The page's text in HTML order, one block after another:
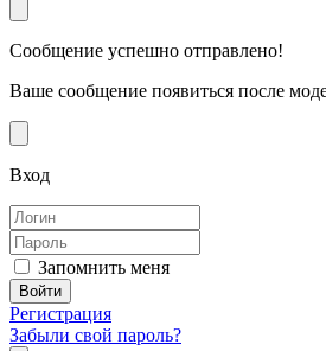
Сообщение успешно отправлено!
Ваше сообщение появиться после
Вход
Запомнить меня
Регистрация
Забыли свой пароль?